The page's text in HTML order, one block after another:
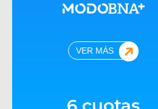
VER MÁS